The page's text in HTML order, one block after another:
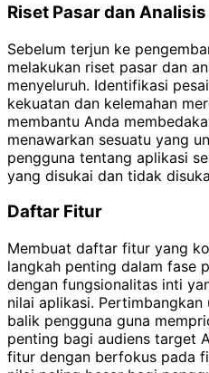
Riset Pasar dan
Sebelum terjun ke
melakukan riset pasar dan
menyeluruh. Identifikasi
kekuatan dan kelemahan
membantu Anda
menawarkan sesuatu yang
pengguna tentang aplikasi
yang disukai dan tidak
Daftar Fitur
Membuat daftar fitur yang
langkah penting dalam fase
dengan fungsionalitas inti
nilai aplikasi.
balik pengguna guna
penting bagi audiens target
fitur dengan berfokus pada